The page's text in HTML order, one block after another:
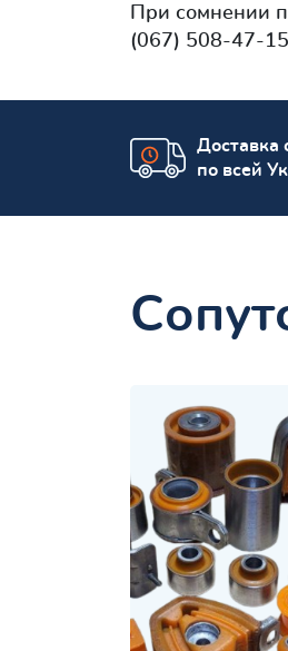
При сомнении
(067) 508-47-
Доставка
по всей